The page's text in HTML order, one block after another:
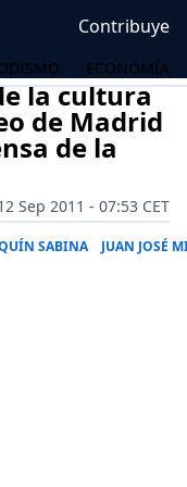
Contribuye
ECONOMÍA
la cultura
de Madrid
de la
Sep 2011 - 07:53 CET
SABINA JUAN JOSÉ